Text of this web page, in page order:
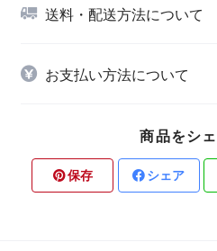
送料・配送方法について
お支払い方法について
商品をシ
保存 シェア